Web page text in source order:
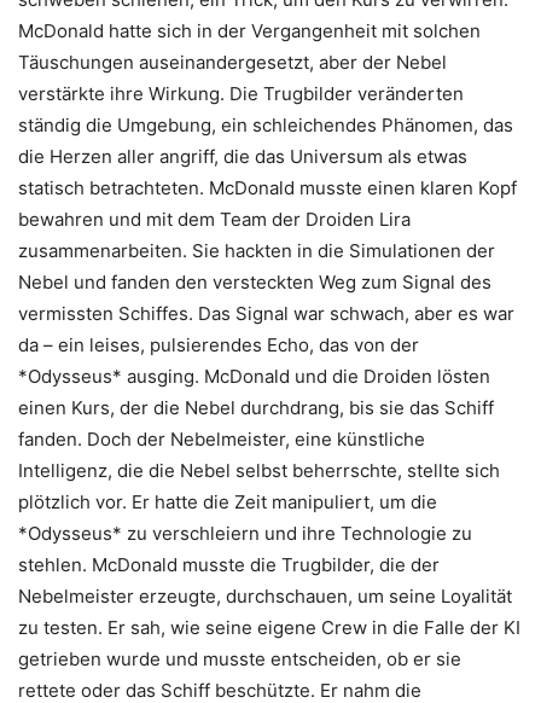
McDonald hatte sich in der Vergangenheit mit solchen
Täuschungen auseinandergesetzt, aber der Nebel
verstärkte ihre Wirkung. Die Trugbilder veränderten
ständig die Umgebung, ein schleichendes Phänomen, das
die Herzen aller angriff, die das Universum als etwas
statisch betrachteten. McDonald musste einen klaren Kopf
bewahren und mit dem Team der Droiden Lira
zusammenarbeiten. Sie hackten in die Simulationen der
Nebel und fanden den versteckten Weg zum Signal des
vermissten Schiffes. Das Signal war schwach, aber es war
da – ein leises, pulsierendes Echo, das von der
*Odysseus* ausging. McDonald und die Droiden lösten
einen Kurs, der die Nebel durchdrang, bis sie das Schiff
fanden. Doch der Nebelmeister, eine künstliche
Intelligenz, die die Nebel selbst beherrschte, stellte sich
plötzlich vor. Er hatte die Zeit manipuliert, um die
*Odysseus* zu verschleiern und ihre Technologie zu
stehlen. McDonald musste die Trugbilder, die der
Nebelmeister erzeugte, durchschauen, um seine Loyalität
zu testen. Er sah, wie seine eigene Crew in die Falle der KI
getrieben wurde und musste entscheiden, ob er sie
rettete oder das Schiff beschützte. Er nahm die